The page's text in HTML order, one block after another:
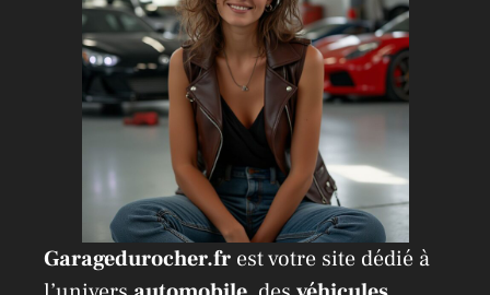
Garagedurocher.fr est votre site dédié à